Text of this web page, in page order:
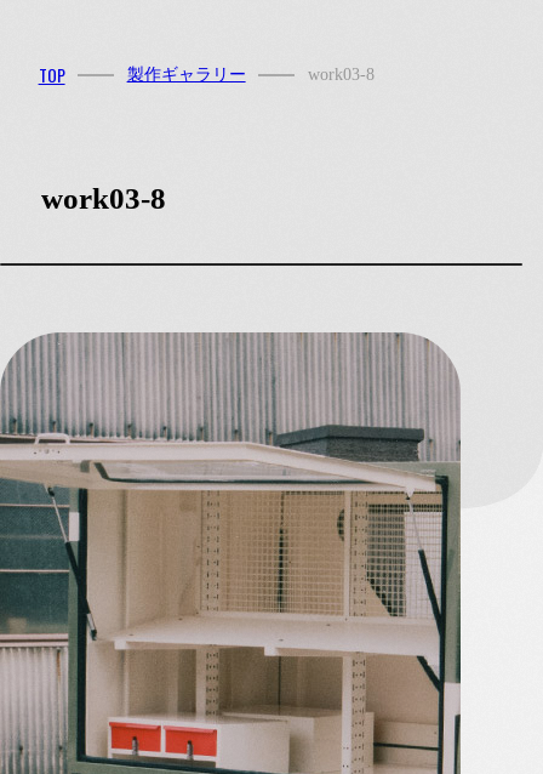
work03-8
TOP 製作ギャラリー work03-8
MENU
HOME
クロキテックについて
事業案内
メール お問い合わせ